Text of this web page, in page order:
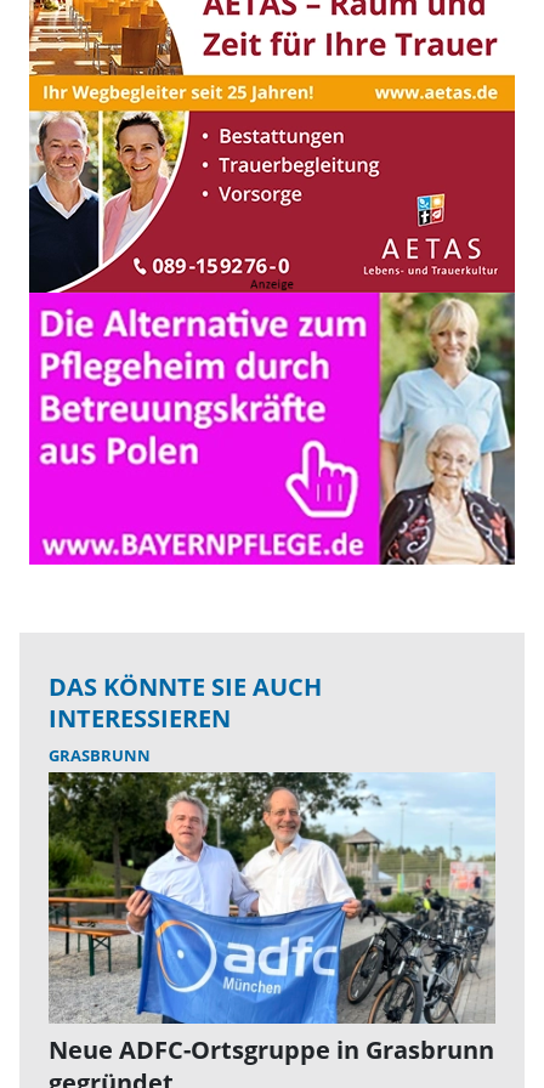
DAS KÖNNTE SIE AUCH
INTERESSIEREN
GRASBRUNN
Neue ADFC-Ortsgruppe in Grasbrunn